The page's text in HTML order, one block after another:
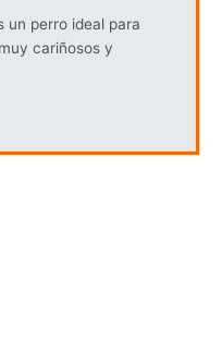
un perro ideal para
cariñosos y